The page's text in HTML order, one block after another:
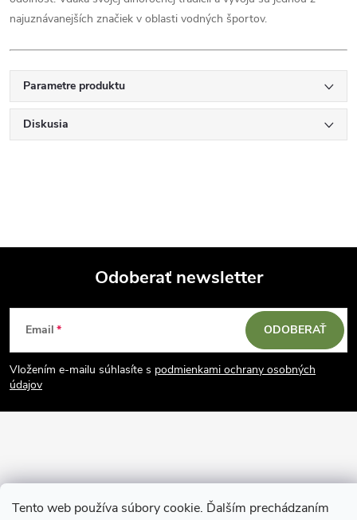
Tento web používa súbory cookie. Ďalším prechádzaním
najuznávanejších značiek v oblasti vodných športov.
Parametre produktu
Diskusia
Z
á
p
t
Odoberať newsletter
Email
Vložením e-mailu súhlasíte s podmienkami ochrany osobných
údajov
ODOBERAŤ